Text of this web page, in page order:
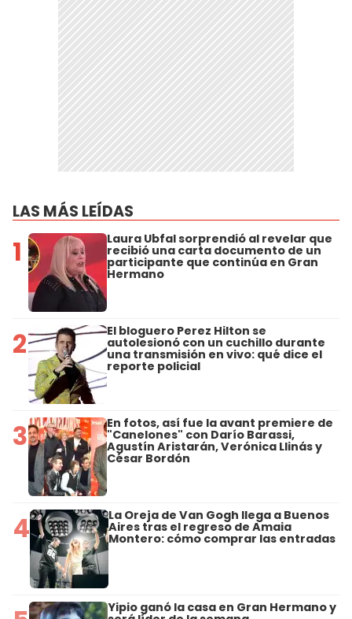
LAS MÁS LEÍDAS
1 Laura Ubfal sorprendió al revelar que
recibió una carta documento de un
participante que continúa en Gran
Hermano
2 El bloguero Perez Hilton se
autolesionó con un cuchillo durante
una transmisión en vivo: qué dice el
reporte policial
3 En fotos, así fue la avant premiere de
"Canelones" con Darío Barassi,
Agustín Aristarán, Verónica Llinás y
César Bordón
4 La Oreja de Van Gogh llega a Buenos
Aires tras el regreso de Amaia
Montero: cómo comprar las entradas
Yipio ganó la casa en Gran Hermano y